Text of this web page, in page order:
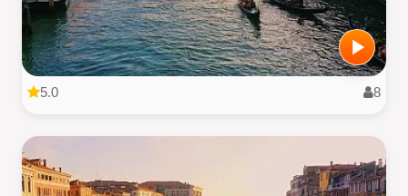
5.0 8